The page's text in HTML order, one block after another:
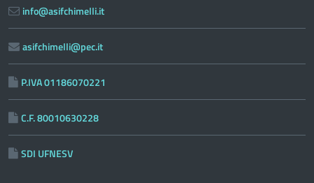
info@asifchimelli.it
asifchimelli@pec.it
P.IVA 01186070221
C.F. 80010630228
SDI UFNESV